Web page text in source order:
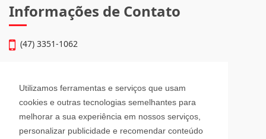
Utilizamos ferramentas e serviços que usam
cookies e outras tecnologias semelhantes para
melhorar a sua experiência em nossos serviços,
personalizar publicidade e recomendar conteúdo
Informações de Contato
(47) 3351-1062
Avenida Hugo Schlösser, 69, Jardim Maluche
Brusque - Santa Catarina
CEP: 88354-300